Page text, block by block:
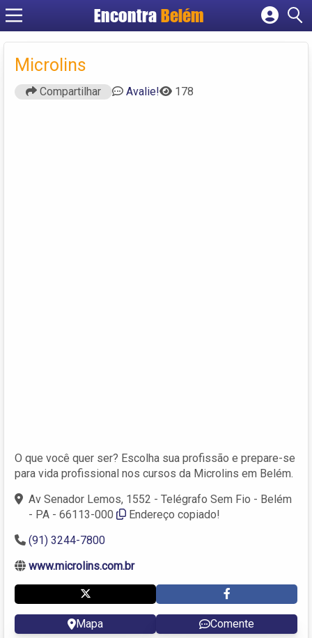
EncontraBelém
Cadastrar empresa
Microlins
Compartilhar Avalie! 178
O que você quer ser? Escolha sua profissão e prepare-se
para vida profissional nos cursos da Microlins em Belém.
Av Senador Lemos, 1552 - Telégrafo Sem Fio - Belém
- PA - 66113-000
Endereço copiado!
(91) 3244-7800
www.microlins.com.br
Mapa Comente